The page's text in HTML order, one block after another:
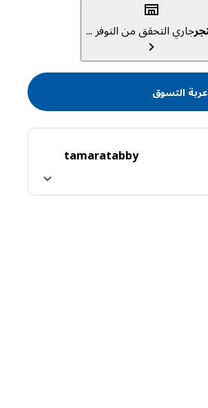
جاري التحقق من التوفر ...
التسوق
tabby
tamara